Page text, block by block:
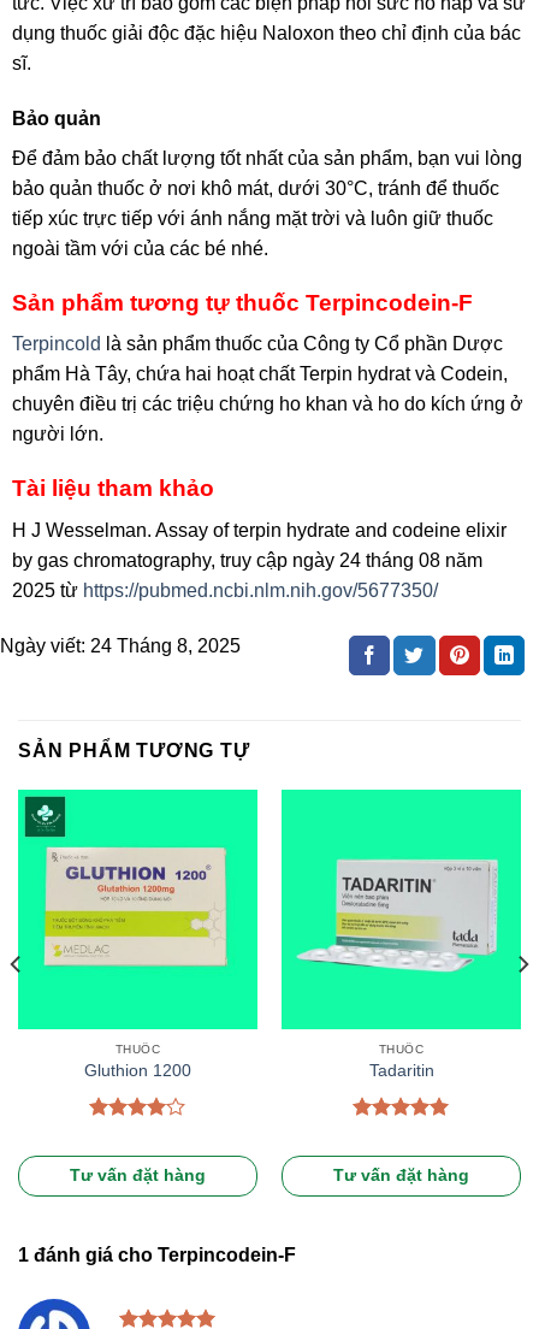
dụng thuốc giải độc đặc hiệu Naloxon theo chỉ định của bác
sĩ.
Bảo quản
Để đảm bảo chất lượng tốt nhất của sản phẩm, bạn vui lòng
bảo quản thuốc ở nơi khô mát, dưới 30°C, tránh để thuốc
tiếp xúc trực tiếp với ánh nắng mặt trời và luôn giữ thuốc
ngoài tầm với của các bé nhé.
Sản phẩm tương tự thuốc Terpincodein-F
Terpincold là sản phẩm thuốc của Công ty Cổ phần Dược
phẩm Hà Tây, chứa hai hoạt chất Terpin hydrat và Codein,
chuyên điều trị các triệu chứng ho khan và ho do kích ứng ở
người lớn.
Tài liệu tham khảo
H J Wesselman. Assay of terpin hydrate and codeine elixir
by gas chromatography, truy cập ngày 24 tháng 08 năm
2025 từ https://pubmed.ncbi.nlm.nih.gov/5677350/
Ngày viết: 24 Tháng 8, 2025
SẢN PHẨM TƯƠNG TỰ
THUỐC
Gluthion 1200
xếp hạng
4.005
sao
Tư vấn đặt hàng
THUỐC
Tadaritin
hạng5.00
5 sao
Tư vấn đặt hàng
1 đánh giá cho Terpincodein-F